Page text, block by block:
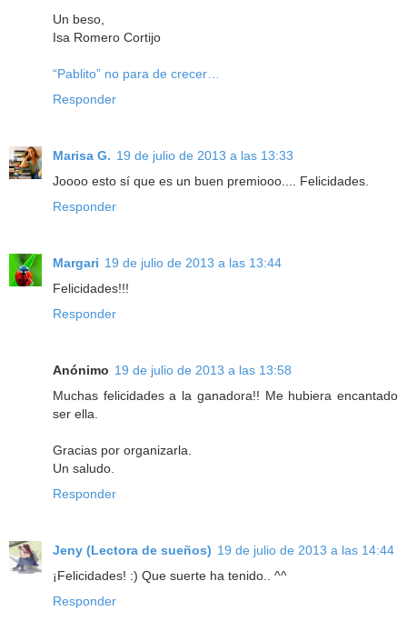
Un beso,
Isa Romero Cortijo
“Pablito” no para de crecer…
Responder
Marisa G. 19 de julio de 2013 a las 13:33
Joooo esto sí que es un buen premiooo.... Felicidades.
Responder
Margari 19 de julio de 2013 a las 13:44
Felicidades!!!
Responder
Anónimo 19 de julio de 2013 a las 13:58
Muchas felicidades a la ganadora!! Me hubiera encantado
ser ella.
Gracias por organizarla.
Un saludo.
Responder
Jeny (Lectora de sueños) 19 de julio de 2013 a las 14:44
¡Felicidades! :) Que suerte ha tenido.. ^^
Responder